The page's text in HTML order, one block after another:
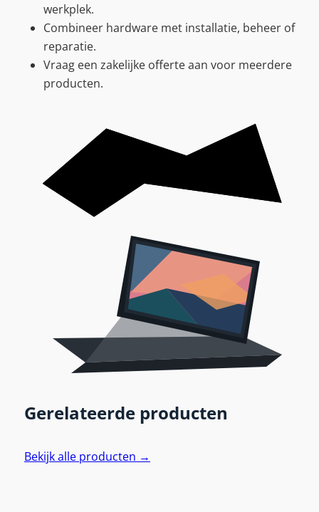
werkplek.
Combineer hardware met installatie, beheer of
reparatie.
Vraag een zakelijke offerte aan voor meerdere
producten.
Gerelateerde producten
Bekijk alle producten →